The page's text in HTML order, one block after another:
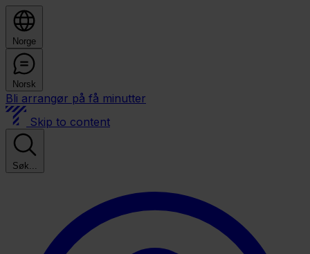
Norge
Norsk
Bli arrangør på få minutter
Skip to content
Søk...